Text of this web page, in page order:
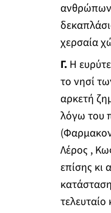
ανθρώπων
χερσαία
Γ.Η
το νησί
αρκετή
λόγω του
Λέρος ,
επίσης κι